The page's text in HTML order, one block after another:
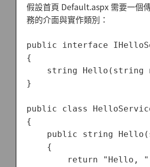
假設首頁 Default.aspx 需要一個
務的介面與實作類別：
public interface
{
string Hello(string
}
public class
{
public string
    {
return "Hello, "